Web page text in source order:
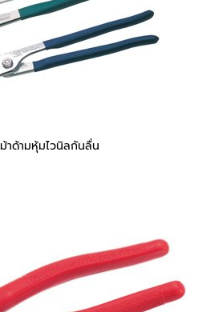
าด้ามหุ้มไวนิลกันลื่น